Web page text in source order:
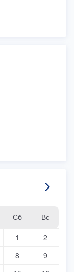
Сб
Вс
1
2
8
9